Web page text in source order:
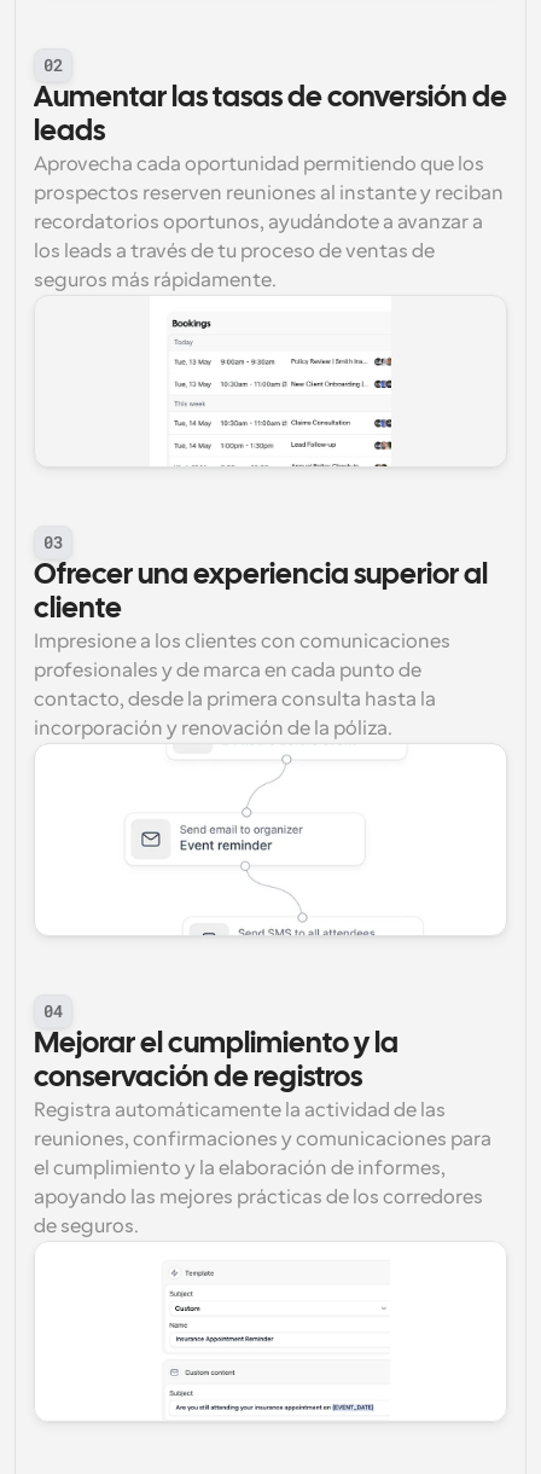
02
Aumentar las tasas de conversión de
leads
Aprovecha cada oportunidad permitiendo que los
prospectos reserven reuniones al instante y reciban
recordatorios oportunos, ayudándote a avanzar a
los leads a través de tu proceso de ventas de
seguros más rápidamente.
03
Ofrecer una experiencia superior al
cliente
Impresione a los clientes con comunicaciones
profesionales y de marca en cada punto de
contacto, desde la primera consulta hasta la
incorporación y renovación de la póliza.
04
Mejorar el cumplimiento y la
conservación de registros
Registra automáticamente la actividad de las
reuniones, confirmaciones y comunicaciones para
el cumplimiento y la elaboración de informes,
apoyando las mejores prácticas de los corredores
de seguros.